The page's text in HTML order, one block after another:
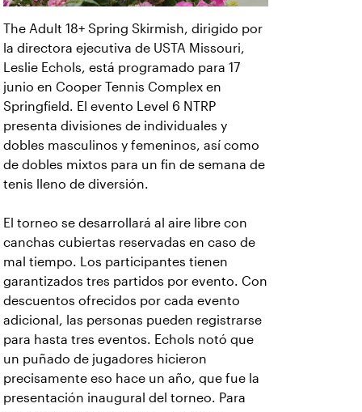
The Adult 18+ Spring Skirmish, dirigido por
la directora ejecutiva de USTA Missouri,
Leslie Echols, está programado para 17
junio en Cooper Tennis Complex en
Springfield. El evento Level 6 NTRP
presenta divisiones de individuales y
dobles masculinos y femeninos, así como
de dobles mixtos para un fin de semana de
tenis lleno de diversión.
El torneo se desarrollará al aire libre con
canchas cubiertas reservadas en caso de
mal tiempo. Los participantes tienen
garantizados tres partidos por evento. Con
descuentos ofrecidos por cada evento
adicional, las personas pueden registrarse
para hasta tres eventos. Echols notó que
un puñado de jugadores hicieron
precisamente eso hace un año, que fue la
presentación inaugural del torneo. Para